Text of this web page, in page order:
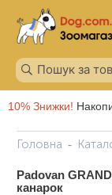
10% Знижки!
Головна
Padovan
канарок